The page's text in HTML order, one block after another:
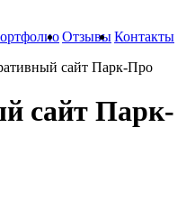
ОтзывыКонтакты
сайт Парк-Про
сайт Парк-